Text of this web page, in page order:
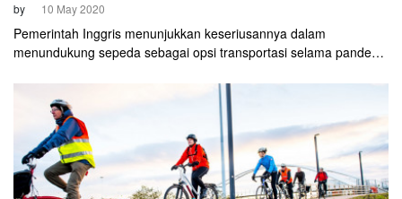
by 10 May 2020
Pemerintah Inggris menunjukkan keseriusannya dalam
menundukung sepeda sebagai opsi transportasi selama pandemi
untuk menambah jalur sepeda pop up dan sejumlah langkah
lainnya yang akan meningkatkan kecenderungan masyarakat
menggunakan sepeda daripada opsi transportasi lainnya.